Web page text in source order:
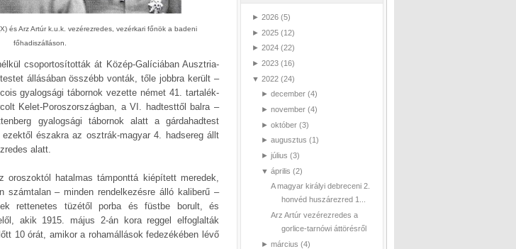
és Arz Artúr k.u.k. vezérezredes, vezérkari főnök a badeni
főhadiszálláson.
csoportosították át Közép-Galíciában Ausztria-
állásában összébb vonták, tőle jobbra került –
gyalogsági tábornok vezette német 41. tartalék-
Kelet-Poroszországban, a VI. hadtesttől balra –
gyalogsági tábornok alatt a gárdahadtest
északra az osztrák-magyar 4. hadsereg állt
alatt.
hatalmas támponttá kiépített meredek,
számtalan – minden rendelkezésre álló kaliberű –
rettenetes tüzétől porba és füstbe borult, és
akik 1915. május 2-án kora reggel elfoglalták
10 órát, amikor a rohamállások fedezékében lévő
► 2026 (5)
► 2025 (12)
► 2024 (22)
► 2023 (16)
▼ 2022 (24)
► december (4)
► november (4)
► október (3)
► augusztus (1)
► július (3)
▼ április (2)
A magyar királyi debreceni 2.
honvéd huszárezred 1...
Arz Artúr vezérezredes a
gorlice-tarnówi áttörésről
► március (4)